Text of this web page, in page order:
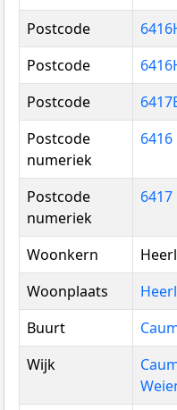
Postcode
Postcode
Postcode
Postcode
numeriek
6416
Postcode
numeriek
6417
Woonkern
Woonplaats
Buurt
Wijk